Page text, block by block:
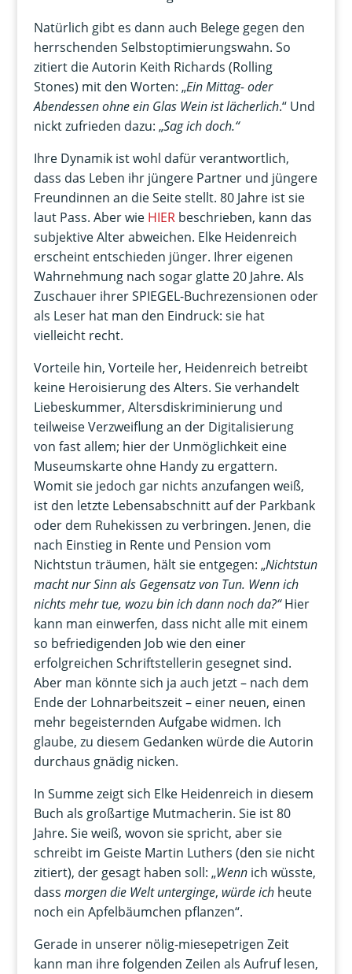
Natürlich gibt es dann auch Belege gegen den
herrschenden Selbstoptimierungswahn. So
zitiert die Autorin Keith Richards (Rolling
Stones) mit den Worten: „Ein Mittag- oder
Abendessen ohne ein Glas Wein ist lächerlich.“ Und
nickt zufrieden dazu: „Sag ich doch.“
Ihre Dynamik ist wohl dafür verantwortlich,
dass das Leben ihr jüngere Partner und jüngere
Freundinnen an die Seite stellt. 80 Jahre ist sie
laut Pass. Aber wie HIERbeschrieben, kann das
subjektive Alter abweichen. Elke Heidenreich
erscheint entschieden jünger. Ihrer eigenen
Wahrnehmung nach sogar glatte 20 Jahre. Als
Zuschauer ihrer SPIEGEL-Buchrezensionen oder
als Leser hat man den Eindruck: sie hat
vielleicht recht.
Vorteile hin, Vorteile her, Heidenreich betreibt
keine Heroisierung des Alters. Sie verhandelt
Liebeskummer, Altersdiskriminierung und
teilweise Verzweiflung an der Digitalisierung
von fast allem; hier der Unmöglichkeit eine
Museumskarte ohne Handy zu ergattern.
Womit sie jedoch gar nichts anzufangen weiß,
ist den letzte Lebensabschnitt auf der Parkbank
oder dem Ruhekissen zu verbringen. Jenen, die
nach Einstieg in Rente und Pension vom
Nichtstun träumen, hält sie entgegen: „Nichtstun
macht nur Sinn als Gegensatz von Tun. Wenn ich
nichts mehr tue, wozu bin ich dann noch da?“Hier
kann man einwerfen, dass nicht alle mit einem
so befriedigenden Job wie den einer
erfolgreichen Schriftstellerin gesegnet sind.
Aber man könnte sich ja auch jetzt – nach dem
Ende der Lohnarbeitszeit – einer neuen, einen
mehr begeisternden Aufgabe widmen. Ich
glaube, zu diesem Gedanken würde die Autorin
durchaus gnädig nicken.
In Summe zeigt sich Elke Heidenreich in diesem
Buch als großartige Mutmacherin. Sie ist 80
Jahre. Sie weiß, wovon sie spricht, aber sie
schreibt im Geiste Martin Luthers (den sie nicht
zitiert), der gesagt haben soll: „Wennich wüsste,
dass morgen die Welt unterginge, würde ichheute
noch ein Apfelbäumchen pflanzen“.
Gerade in unserer nölig-miesepetrigen Zeit
kann man ihre folgenden Zeilen als Aufruf lesen,